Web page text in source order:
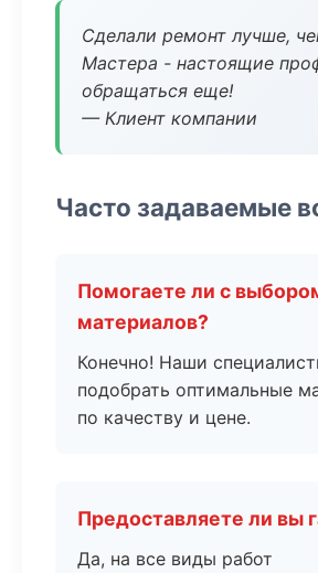
Сделали ремонт лучше,
Мастера - настоящие
обращаться еще!
— Клиент компании
Часто задаваемые
Помогаете ли с
материалов?
Конечно! Наши
подобрать оптимальные
по качеству и цене.
Предоставляете ли вы
Да, на все виды работ